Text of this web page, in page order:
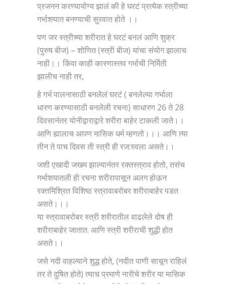
प्रजनन करण्यायोग्य झालं की हे घरटं प्रत्येक स्त्रीच्या
गर्भाशयात बनण्याची सुरवात होते ।।
पण जर स्त्रीच्या शरीरात हे घरटं बनलं आणि शुक्र
(पुरुष बीज) – शोणित (स्त्री बीज) यांचा संयोग झालाच
नाही।। किंवा काही कारणास्तव गर्भाची निर्मिती
झालीच नाही तर,
हे गर्भ पालनासाठी बनलेलं घरटं ( बनलेल्या गर्भाला
धारण करण्यासाठी बनलेली रचना) साधारण 26 ते 28
दिवसानंतर योनीद्वाराद्वारे शरीरा बाहेर टाकली जाते।।
आणि ह्यालाच आपण मासिक धर्म म्हणतो।।। आणि त्या
तीन ते पाच दिवस ती स्त्री ही रज:स्वला असते।।
जशी एखादी जखम झाल्यानंतर रक्तस्त्राव होतो, तसंच
गर्भाशयातली ही रचना शरीरापासून अलग होऊन
रक्तमिश्रित विशिष्ठ स्त्रावाबरोबर शरीराबाहेर पडत
असते।।।
या स्त्रावाबरोबर स्त्री शरीरातील वाढलेले दोष ही
शरीराबाहेर जातात. आणि स्त्री शरीराची शुद्धी होत
असते।।
जसे नदी वाहल्याने शुद्ध होते, (नदीत पाणी साचून राहिलं
तर ते दुषित होते) त्याच प्रमाणे नारीचे शरीर या मासिक